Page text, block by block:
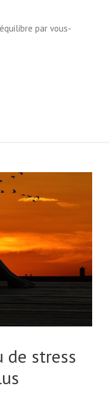
par vous-
de stress